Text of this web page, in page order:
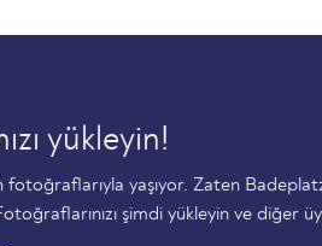
yükleyin!
yaşıyor. Zaten
şimdi yükleyin ve diğer